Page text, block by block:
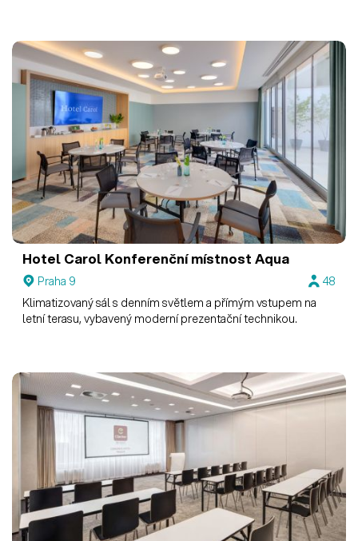
Hotel Carol Konferenční místnost Aqua
Praha 9
48
Klimatizovaný sál s denním světlem a přímým vstupem na
letní terasu, vybavený moderní prezentační technikou.